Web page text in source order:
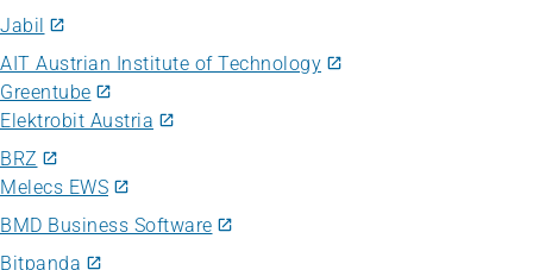
Jabil
AIT Austrian Institute of Technology
Greentube
Elektrobit Austria
BRZ
Melecs EWS
BMD Business Software
Bitpanda